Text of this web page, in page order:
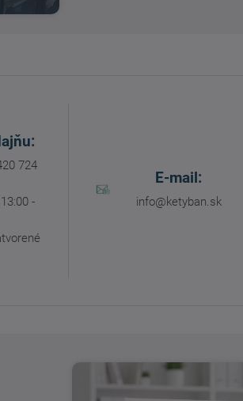
724
-
E-mail:
info@ketyban.sk